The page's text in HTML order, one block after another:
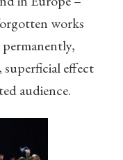
works
effect
audience.